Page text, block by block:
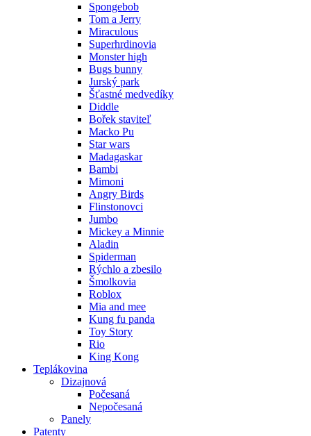
Spongebob
Tom a Jerry
Miraculous
Superhrdinovia
Monster high
Bugs bunny
Jurský park
Šťastné medvedíky
Diddle
Bořek staviteľ
Macko Pu
Star wars
Madagaskar
Bambi
Mimoni
Angry Birds
Flinstonovci
Jumbo
Mickey a Minnie
Aladin
Spiderman
Rýchlo a zbesilo
Šmolkovia
Roblox
Mia and mee
Kung fu panda
Toy Story
Rio
King Kong
Teplákovina
Dizajnová
Počesaná
Nepočesaná
Panely
Patenty